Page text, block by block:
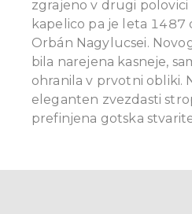
zgrajeno v drugi polovici
kapelico pa je leta 1487
Orbán Nagylucsei.
bila narejena kasneje,
ohranila v prvotni obliki.
eleganten zvezdasti
prefinjena gotska